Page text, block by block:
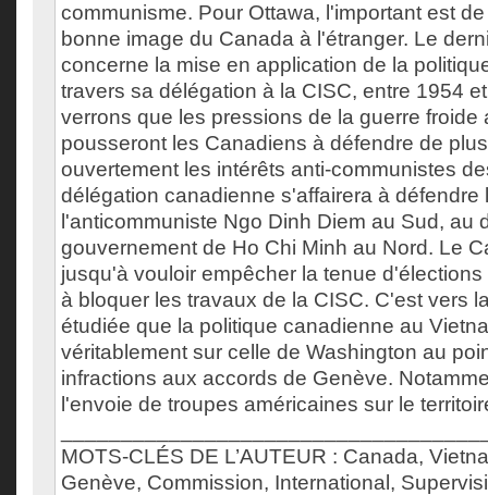
communisme. Pour Ottawa, l'important est
bonne image du Canada à l'étranger. Le
concerne la mise en application de la
travers sa délégation à la CISC, entre 1954
verrons que les pressions de la guerre froide
pousseront les Canadiens à défendre de
ouvertement les intérêts anti-communistes
délégation canadienne s'affairera à défendre
l'anticommuniste Ngo Dinh Diem au Sud, au
gouvernement de Ho Chi Minh au Nord. Le
jusqu'à vouloir empêcher la tenue
à bloquer les travaux de la CISC. C'est vers
étudiée que la politique canadienne au
véritablement sur celle de Washington au
infractions aux accords de Genève.
l'envoie de troupes américaines sur le
MOTS-CLÉS DE L’AUTEUR : Canada,
Genève, Commission, International,